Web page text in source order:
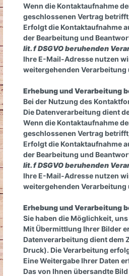
Brockamp
Maulkörbe
Wenn die Kontaktaufnahme
geschlossenen Vertrag
Erfolgt die Kontaktaufnahme
der Bearbeitung und
lit. f DSGVO beruhenden
Ihre E-Mail-Adresse nutzen
weitergehenden
Erhebung und Verarbeitung
Bei der Nutzung des
Die Datenverarbeitung dient
Wenn die Kontaktaufnahme
geschlossenen Vertrag
Erfolgt die Kontaktaufnahme
der Bearbeitung und
lit. f DSGVO beruhenden
Ihre E-Mail-Adresse nutzen
weitergehenden
Erhebung und Verarbeitung
Sie haben die Möglichkeit,
Mit Übermittlung Ihrer Bilder
Datenverarbeitung dient dem
Druck). Die Verarbeitung
Eine Weitergabe Ihrer Daten
Das von Ihnen übersandte